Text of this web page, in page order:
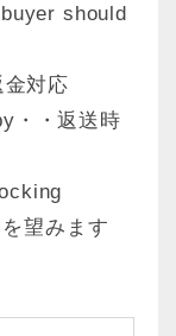
should
対応
・・返送時
望みます